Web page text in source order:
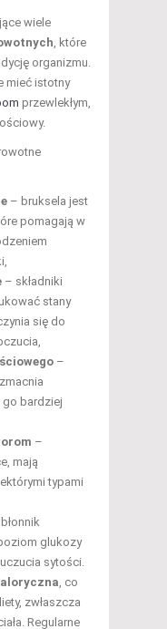
wiele
, które
organizmu.
mieć istotny
przewlekłym,
– bruksela jest
pomagają w
– składniki
stany
się do
–
go bardziej
–
mają
typami
glukozy
sytości.
, co
zwłaszcza
Regularne